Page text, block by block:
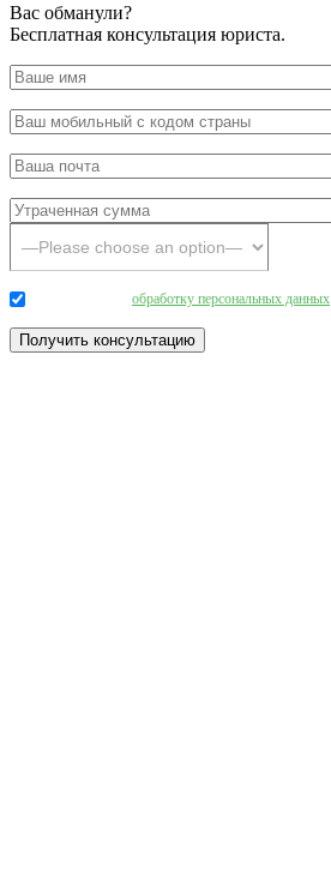
Вас обманули?
Бесплатная консультация юриста.
обработку персональных данных